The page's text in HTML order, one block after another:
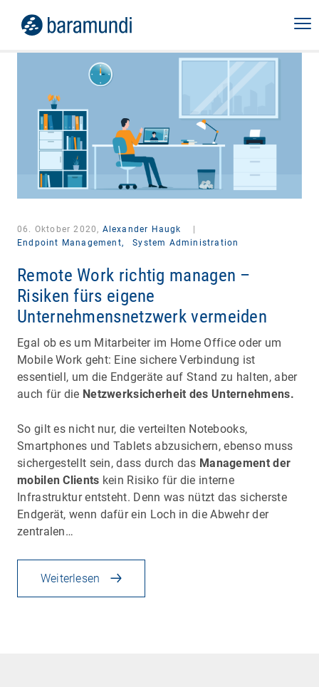
06. Oktober 2020, Alexander Haugk
Endpoint Management,
System Administration
Remote Work richtig managen –
Risiken fürs eigene
Unternehmensnetzwerk vermeiden
Egal ob es um Mitarbeiter im Home Office oder um
Mobile Work geht: Eine sichere Verbindung ist
essentiell, um die Endgeräte auf Stand zu halten, aber
auch für die Netzwerksicherheit des Unternehmens.
So gilt es nicht nur, die verteilten Notebooks,
Smartphones und Tablets abzusichern, ebenso muss
sichergestellt sein, dass durch das Management der
mobilen Clients kein Risiko für die interne
Infrastruktur entsteht. Denn was nützt das sicherste
Endgerät, wenn dafür ein Loch in die Abwehr der
zentralen…
Weiterlesen